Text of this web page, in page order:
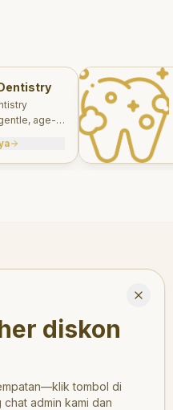
age-
and
diskon
tombol di
admin kami dan
Close